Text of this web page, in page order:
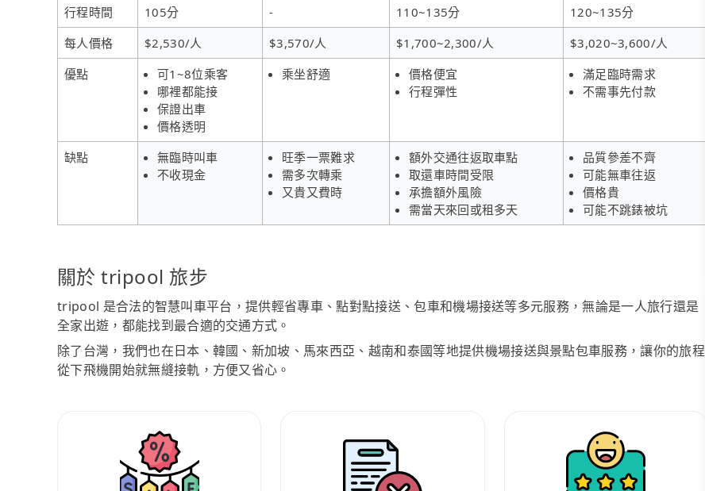
行程時間
105分 - 110~135分
120~135分
每人價格
$2,530/人 $3,570/人 $1,700~2,300/人
$3,020~3,600/人
優點
可1~8位乘客
哪裡都能接
保證出車
價格透明
乘坐舒適
價格便宜
行程彈性
滿足臨時需求
不需事先付款
缺點
無臨時叫車
不收現金
旺季一票難求
需多次轉乘
又貴又費時
額外交通往返取車點
取還車時間受限
承擔額外風險
需當天來回或租多天
品質參差不齊
可能無車往返
價格貴
可能不跳錶被坑
關於 tripool 旅步
tripool 是合法的智慧叫車平台，提供輕省專車、點對點接送、包車和機場接送等多元服務，無論是一人旅行還是
全家出遊，都能找到最合適的交通方式。
除了台灣，我們也在日本、韓國、新加坡、馬來西亞、越南和泰國等地提供機場接送與景點包車服務，讓你的旅程
從下飛機開始就無縫接軌，方便又省心。